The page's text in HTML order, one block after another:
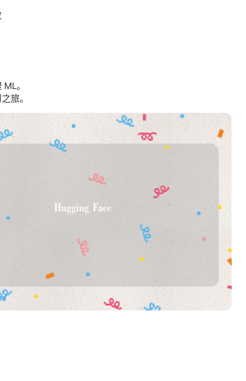
。
旅。